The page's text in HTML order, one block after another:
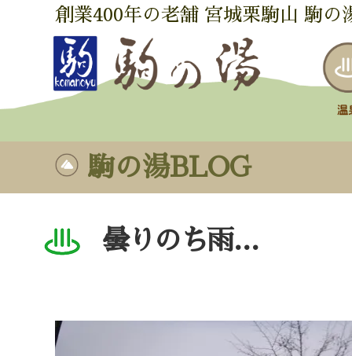
創業400年の老舗 宮城栗駒山 駒の
駒の湯BLOG
曇りのち雨…